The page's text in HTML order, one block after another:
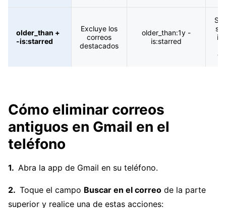
older_than +
-is:starred
Excluye los
correos
destacados
older_than:1y -
is:starred
si
Cómo eliminar correos
antiguos en Gmail en el
teléfono
Abra la app de Gmail en su teléfono.
Toque el campo Buscar en el correo de la parte
superior y realice una de estas acciones: